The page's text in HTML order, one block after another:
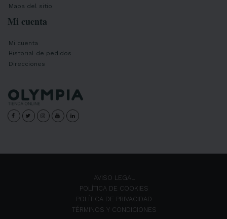
Mapa del sitio
Mi cuenta
Mi cuenta
Historial de pedidos
Direcciones
AVISO LEGAL
POLÍTICA DE COOKIES
POLÍTICA DE PRIVACIDAD
TÉRMINOS Y CONDICIONES